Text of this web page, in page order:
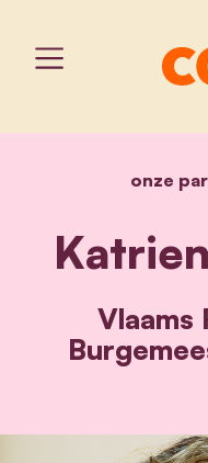
onze
Vlaams